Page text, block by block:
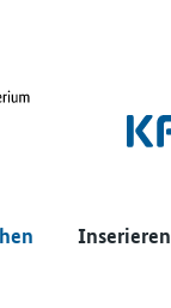
Inserieren